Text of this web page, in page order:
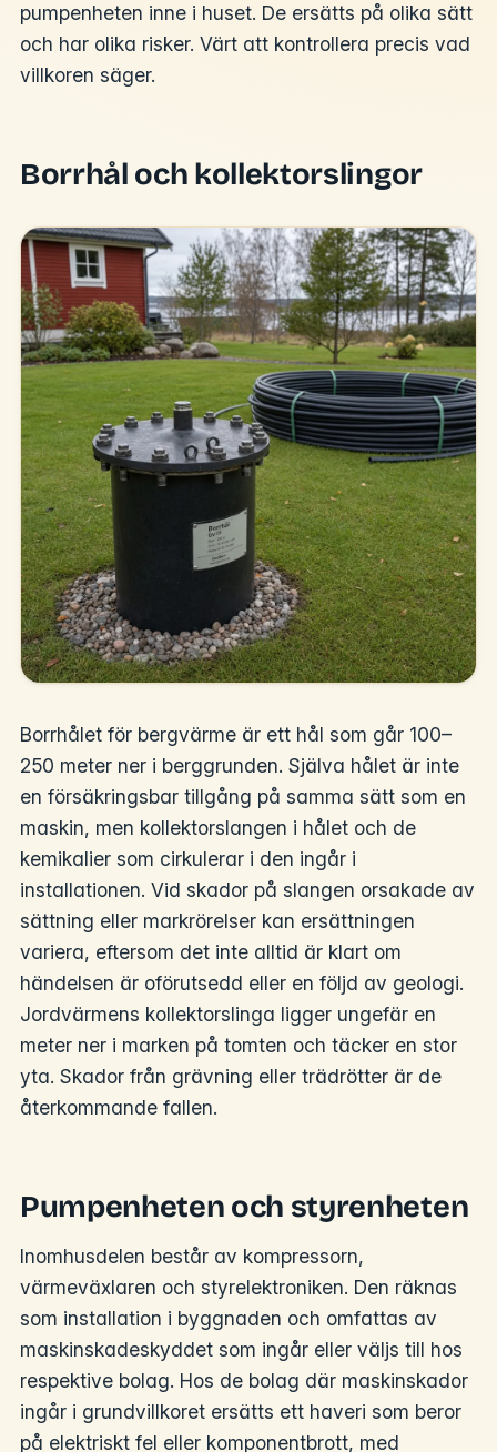
pumpenheten inne i huset. De ersätts på olika sätt
och har olika risker. Värt att kontrollera precis vad
villkoren säger.
Borrhål och kollektorslingor
Borrhålet för bergvärme är ett hål som går 100–
250 meter ner i berggrunden. Själva hålet är inte
en försäkringsbar tillgång på samma sätt som en
maskin, men kollektorslangen i hålet och de
kemikalier som cirkulerar i den ingår i
installationen. Vid skador på slangen orsakade av
sättning eller markrörelser kan ersättningen
variera, eftersom det inte alltid är klart om
händelsen är oförutsedd eller en följd av geologi.
Jordvärmens kollektorslinga ligger ungefär en
meter ner i marken på tomten och täcker en stor
yta. Skador från grävning eller trädrötter är de
återkommande fallen.
Pumpenheten och styrenheten
Inomhusdelen består av kompressorn,
värmeväxlaren och styrelektroniken. Den räknas
som installation i byggnaden och omfattas av
maskinskadeskyddet som ingår eller väljs till hos
respektive bolag. Hos de bolag där maskinskador
ingår i grundvillkoret ersätts ett haveri som beror
på elektriskt fel eller komponentbrott, med